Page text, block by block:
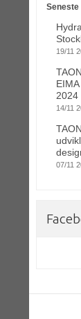
19/11
2024
14/11
07/11